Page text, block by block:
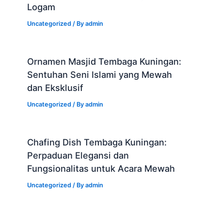
Logam
Uncategorized / Byadmin
Ornamen Masjid Tembaga Kuningan:
Sentuhan Seni Islami yang Mewah
dan Eksklusif
Uncategorized / Byadmin
Chafing Dish Tembaga Kuningan:
Perpaduan Elegansi dan
Fungsionalitas untuk Acara Mewah
Uncategorized / Byadmin